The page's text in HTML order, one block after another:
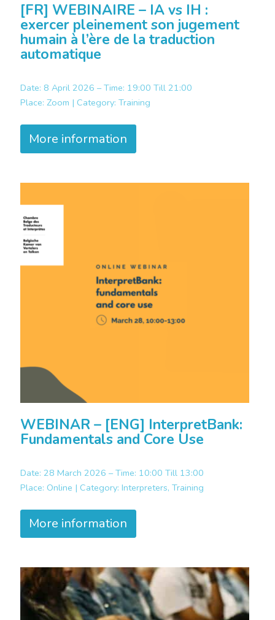
[FR] WEBINAIRE – IA vs IH :
exercer pleinement son jugement
humain à l’ère de la traduction
automatique
Date: 8 April 2026 – Time: 19:00 Till 21:00
Place: Zoom | Category: Training
More information
WEBINAR – [ENG] InterpretBank:
Fundamentals and Core Use
Date: 28 March 2026 – Time: 10:00 Till 13:00
Place: Online | Category: Interpreters, Training
More information